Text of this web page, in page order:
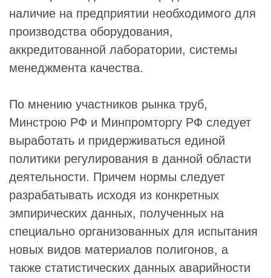
наличие на предприятии необходимого для
производства оборудования,
аккредитованной лаборатории, системы
менеджмента качества.
По мнению участников рынка труб,
Минстрою РФ и Минпромторгу РФ следует
выработать и придерживаться единой
политики регулирования в данной области
деятельности. Причем нормы следует
разрабатывать исходя из конкретных
эмпирических данных, полученных на
специально организованных для испытания
новых видов материалов полигонов, а
также статистических данных аварийности